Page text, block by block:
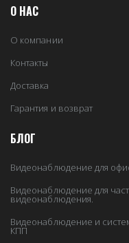
О НАС
О компании
Контакты
Доставка
Гарантия и возврат
БЛОГ
Видеонаблюдение для
Видеонаблюдение для
видеонаблюдения.
Видеонаблюдение и
КПП